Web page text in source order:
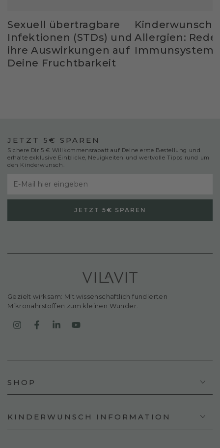
Sexuell übertragbare
Infektionen (STDs) und
ihre Auswirkungen auf
Deine Fruchtbarkeit
Kinderwunsch
Allergien:
Immunsystem
JETZT 5€ SPAREN
Sichere Dir 5 € Willkommensrabatt auf Deine erste Bestellung und
erhalte exklusive Einblicke, Neuigkeiten und wertvolle Tipps rund um
den Kinderwunsch.
E-
Mail
JETZT 5€ SPAREN
Gezielt wirksam: Mit wissenschaftlich fundierten
Mikronährstoffen zum kleinen Wunder.
InstagramFacebook
SHOP
KINDERWUNSCH INFORMATION